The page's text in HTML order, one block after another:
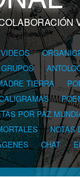
VIDEOS
GRUPOS
TIERRA
POR PAZ
NOTAS
CHAT